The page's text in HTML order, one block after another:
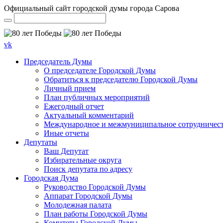
Официальный сайт городской думы города Сарова
vk
Председатель Думы
О председателе Городской Думы
Обратиться к председателю Городской Думы
Личный прием
План публичных мероприятий
Ежегодный отчет
Актуальный комментарий
Международное и межмуниципальное
Иные отчеты
Депутаты
Ваш Депутат
Избирательные округа
Поиск депутата по адресу
Городская Дума
Руководство Городской Думы
Аппарат Городской Думы
Молодежная палата
План работы Городской Думы